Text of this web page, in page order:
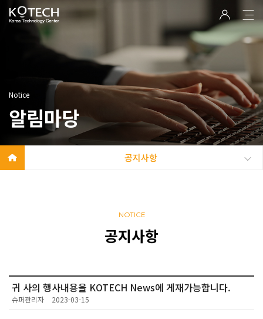
Notice
알림마당
공지사항
NOTICE
공지사항
귀 사의 행사내용을 KOTECH News에 게재가능합니다.
슈퍼관리자 2023-03-15